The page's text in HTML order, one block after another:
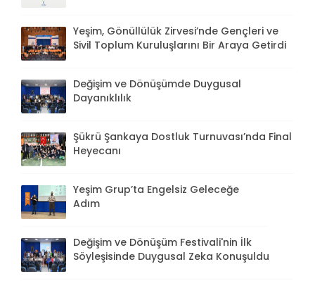
Yeşim, Gönüllülük Zirvesi’nde Gençleri ve
Sivil Toplum Kuruluşlarını Bir Araya Getirdi
Değişim ve Dönüşümde Duygusal
Dayanıklılık
Şükrü Şankaya Dostluk Turnuvası’nda Final
Heyecanı
Yeşim Grup’ta Engelsiz Geleceğe
Adım
Değişim ve Dönüşüm Festivali'nin İlk
Söyleşisinde Duygusal Zeka Konuşuldu